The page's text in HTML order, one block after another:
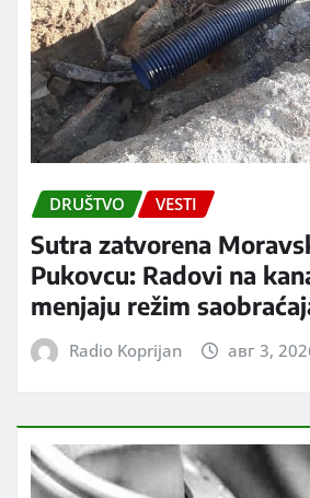
DRUŠTVO VESTI
Sutra zatvorena
Pukovcu: Radovi na
menjaju režim
Radio Koprijan авг 3,